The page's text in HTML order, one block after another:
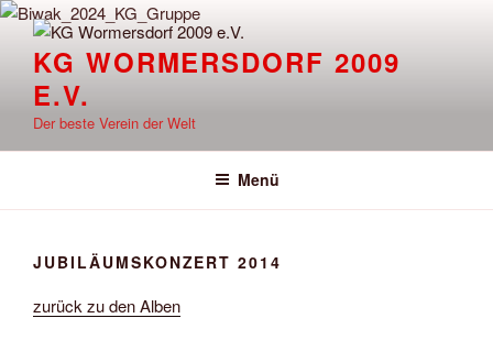
Zum
Inhalt
springenKG WORMERSDORF 2009
E.V.
Der beste Verein der Welt
Menü
JUBILÄUMSKONZERT 2014
zurück zu den Alben